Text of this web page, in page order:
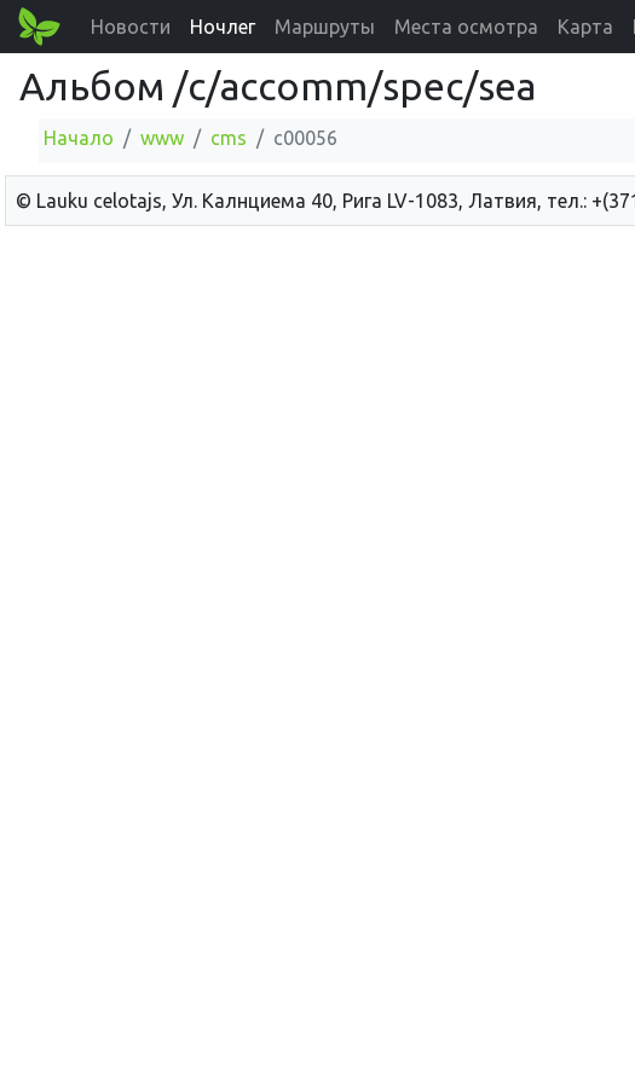
Новости Ночлег Маршруты Места осмотра Карта
Альбом /c/accomm/spec/sea
Начало www cms c00056
© Lauku сelotajs, Ул. Калнциема 40, Рига LV-1083, Латвия, тел.: